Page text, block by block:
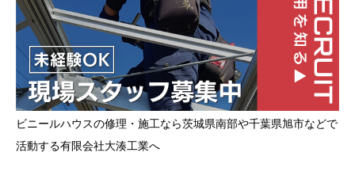
ビニールハウスの修理・施工なら茨城県南部や千葉県旭市などで
活動する有限会社大湊工業へ